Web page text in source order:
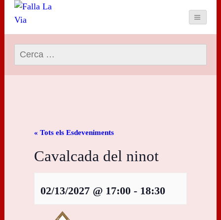
Cerca:
« Tots els Esdeveniments
Cavalcada del ninot
02/13/2027 @ 17:00- 18:30